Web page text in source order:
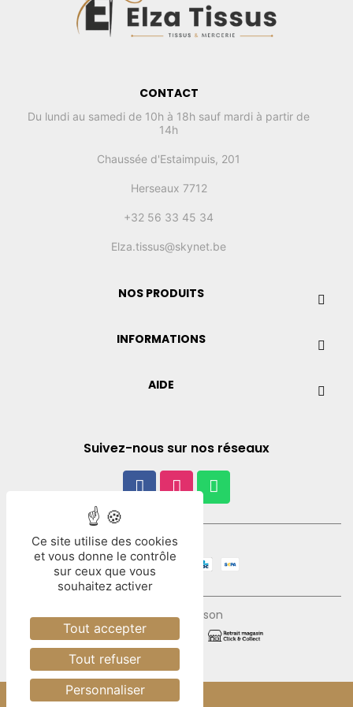
CONTACT
Du lundi au samedi de 10h à 18h sauf mardi à partir de
14h
Chaussée d'Estaimpuis, 201
Herseaux 7712
+32 56 33 45 34
Elza.tissus@skynet.be
NOS PRODUITS
INFORMATIONS
AIDE
Suivez-nous sur nos réseaux
Paiement
Mode de livraison
Ce site utilise des cookies
et vous donne le contrôle
sur ceux que vous
souhaitez activer
Tout accepter
Tout refuser
Personnaliser